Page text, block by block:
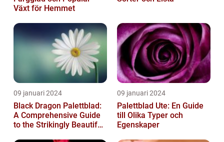
Växt för Hemmet
09 januari 2024
Black Dragon Palettblad:
A Comprehensive Guide
to the Strikingly Beautiful
09 januari 2024
Palettblad Ute: En Guide
till Olika Typer och
Egenskaper